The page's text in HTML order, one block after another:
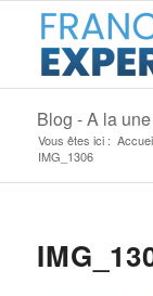
Blog - A la une
Vous êtes ici :
IMG_1306